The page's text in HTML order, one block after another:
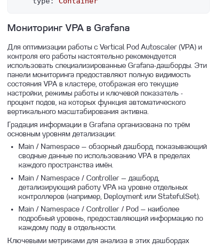
Мониторинг VPA в Grafana
Для оптимизации работы с Vertical Pod Autoscaler (VPA) и
контроля его работы настоятельно рекомендуется
использовать специализированные Grafana-дашборды. Эти
панели мониторинга предоставляют полную видимость
состояния VPA в кластере, отображая его текущие
настройки, режимы работы и ключевой показатель -
процент подов, на которых функция автоматического
вертикального масштабирования активна.
Градация информации в Grafana организована по трём
основным уровням детализации:
Main / Namespace — обзорный дашборд, показывающий
сводные данные по использованию VPA в пределах
каждого пространства имён.
Main / Namespace / Controller — дашборд,
детализирующий работу VPA на уровне отдельных
контроллеров (например, Deployment или StatefulSet).
Main / Namespace / Controller / Pod — наиболее
подробный уровень, предоставляющий информацию по
каждому поду в отдельности.
Ключевыми метриками для анализа в этих дашбордах